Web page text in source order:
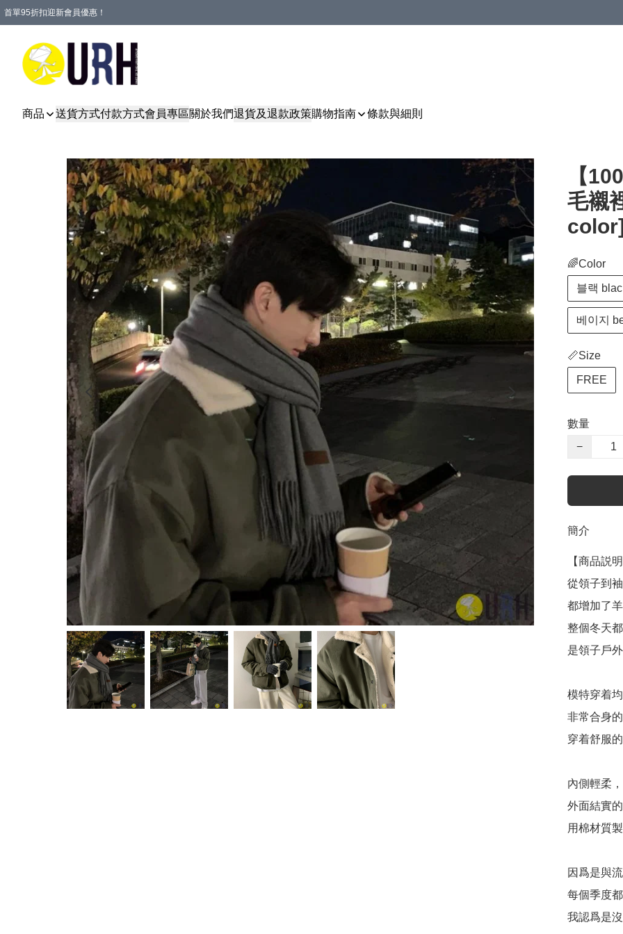
首單95折扣迎新會員優惠！
商品 送貨方式付款方式會員專區關於我們退貨及退款政策購物指南 條款與細則
【
毛襯
🌈Color
블랙
베이지
📏Size
FREE
數量
−
簡介
【商品説
從領子到
都增加了
整個冬天
是領子戶
模特穿着
非常合身
穿着舒服
內側輕柔，
外面結實的
用棉材質
因爲是與
每個季度
我認爲是